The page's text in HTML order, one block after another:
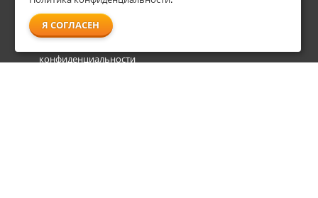
Оплата
Гарантия и сервис
конфиденциальности
Я СОГЛАСЕН